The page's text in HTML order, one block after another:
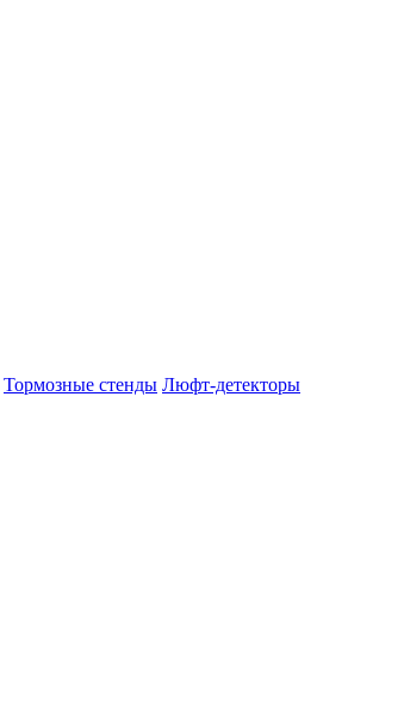
Тормозные стенды Люфт-детекторы